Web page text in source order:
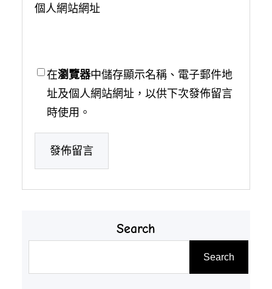
個人網站網址
在瀏覽器中儲存顯示名稱、電子郵件地
址及個人網站網址，以供下次發佈留言
時使用。
Search
Search